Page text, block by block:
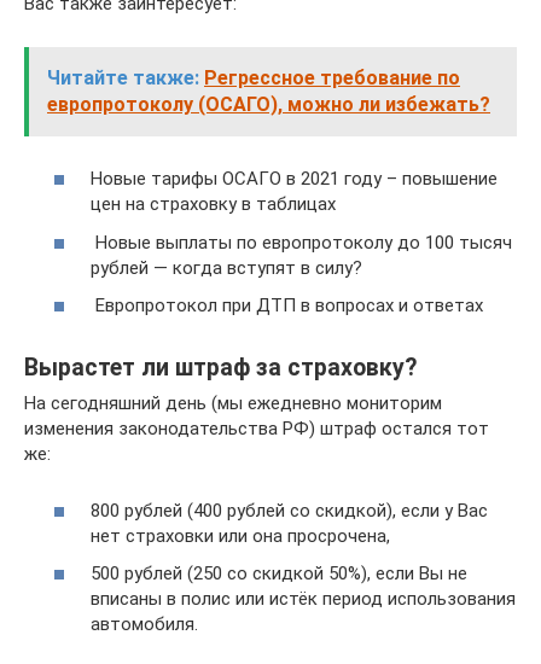
Читайте также: Регрессное требование по
европротоколу (ОСАГО), можно ли избежать?
Новые тарифы ОСАГО в 2021 году – повышение
цен на страховку в таблицах
Новые выплаты по европротоколу до 100 тысяч
рублей — когда вступят в силу?
Европротокол при ДТП в вопросах и ответах
Вырастет ли штраф за страховку?
На сегодняшний день (мы ежедневно мониторим
изменения законодательства РФ) штраф остался тот
же:
800 рублей (400 рублей со скидкой), если у Вас
нет страховки или она просрочена,
500 рублей (250 со скидкой 50%), если Вы не
вписаны в полис или истёк период использования
автомобиля.